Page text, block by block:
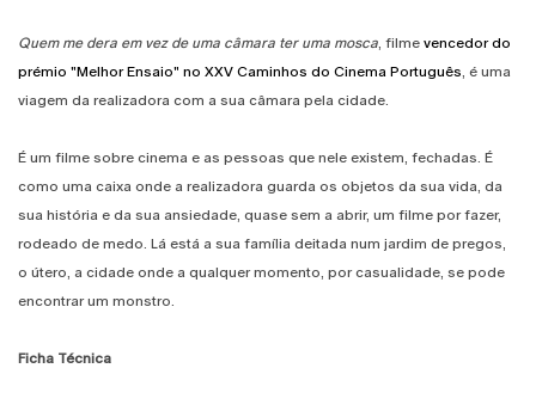
Quem me dera em vez de uma câmara ter uma mosca, filme vencedor do
prémio "Melhor Ensaio" no XXV Caminhos do Cinema Português, é uma
viagem da realizadora com a sua câmara pela cidade.
É um filme sobre cinema e as pessoas que nele existem, fechadas. É
como uma caixa onde a realizadora guarda os objetos da sua vida, da
sua história e da sua ansiedade, quase sem a abrir, um filme por fazer,
rodeado de medo. Lá está a sua família deitada num jardim de pregos,
o útero, a cidade onde a qualquer momento, por casualidade, se pode
encontrar um monstro.
Ficha Técnica